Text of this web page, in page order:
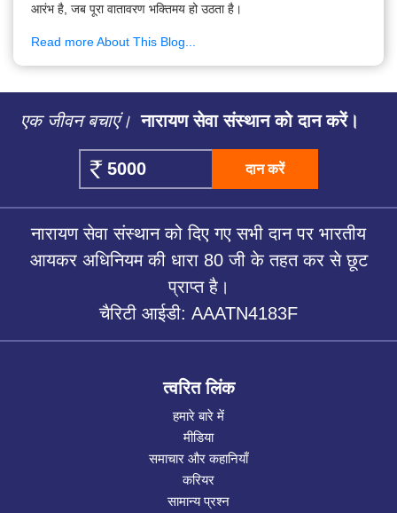
आरंभ है, जब पूरा वातावरण भक्तिमय हो उठता है।
Read more About This Blog...
एक जीवन बचाएं। नारायण सेवा संस्थान को दान करें।
दान करें
नारायण सेवा संस्थान को दिए गए सभी दान पर भारतीय
आयकर अधिनियम की धारा 80 जी के तहत कर से छूट
प्राप्त है।
चैरिटी आईडी: AAATN4183F
त्वरित लिंक
हमारे बारे में
मीडिया
समाचार और कहानियाँ
करियर
सामान्य प्रश्न